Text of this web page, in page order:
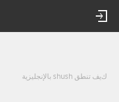
كيف تنطق shush بالإنجليزية